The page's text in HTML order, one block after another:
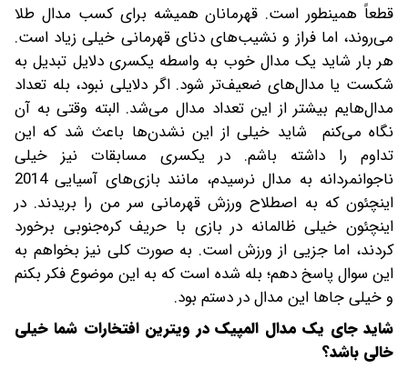
قطعاً همینطور است. قهرمانان همیشه برای کسب مدال طلا
می‌روند، اما فراز و نشیب‌های دنای قهرمانی خیلی زیاد است.
هر بار شاید یک مدال خوب به واسطه یکسری دلایل تبدیل به
شکست یا مدال‌های ضعیف‌تر شود. اگر دلایلی نبود، بله تعداد
مدال‌هایم بیشتر از این تعداد مدال می‌شد. البته وقتی به آن
نگاه می‌کنم شاید خیلی از این نشدن‌ها باعث شد که این
تداوم را داشته باشم. در یکسری مسابقات نیز خیلی
ناجوانمردانه به مدال نرسیدم، مانند بازی‌های آسیایی 2014
اینچئون که به اصطلاح ورزش قهرمانی سر من را بریدند. در
اینچئون خیلی ظالمانه در بازی با حریف کره‌جنوبی برخورد
کردند، اما جزیی از ورزش است. به صورت کلی نیز بخواهم به
این سوال پاسخ دهم؛ بله شده است که به این موضوع فکر بکنم
و خیلی جاها این مدال در دستم بود.
شاید جای یک مدال المپیک در ویترین افتخارات شما خیلی
خالی باشد؟